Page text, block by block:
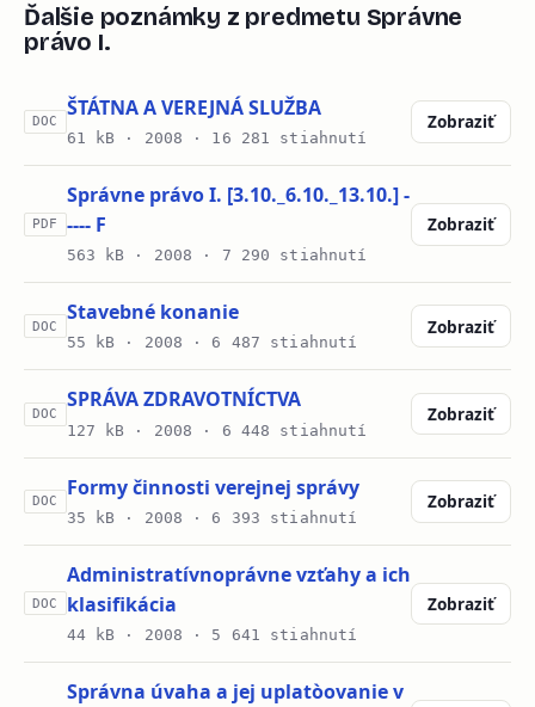
Ďalšie poznámky z predmetu Správne
právo I.
DOC
ŠTÁTNA A VEREJNÁ SLUŽBA
61 kB · 2008 · 16 281 stiahnutí
Zobraziť
PDF
Správne právo I. [3.10._6.10._13.10.] -
---- F
563 kB · 2008 · 7 290 stiahnutí
Zobraziť
DOC
Stavebné konanie
55 kB · 2008 · 6 487 stiahnutí
Zobraziť
DOC
SPRÁVA ZDRAVOTNÍCTVA
127 kB · 2008 · 6 448 stiahnutí
Zobraziť
DOC
Formy činnosti verejnej správy
35 kB · 2008 · 6 393 stiahnutí
Zobraziť
DOC
Administratívnoprávne vzťahy a ich
klasifikácia
44 kB · 2008 · 5 641 stiahnutí
Zobraziť
Správna úvaha a jej uplatòovanie v